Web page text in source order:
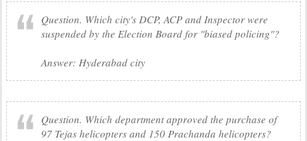
Question. Which city's DCP, ACP and Inspector were
suspended by the Election Board for "biased policing"?
Answer: Hyderabad city
Question. Which department approved the purchase of
97 Tejas helicopters and 150 Prachanda helicopters?